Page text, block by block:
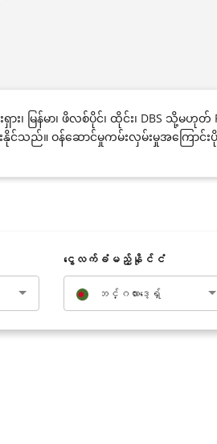
းရှား၊ မြန်မာ၊ ဖိလစ်ပိုင်၊ ထိုင်း၊
နိုင်သည်။ ဝန်ဆောင်မှုကမ်းလှမ်းမှုအကြေ
‌ငွေလက်ခံမည့်နိုင်ငံ
ဘင်္ဂလားဒေ့ရှ်